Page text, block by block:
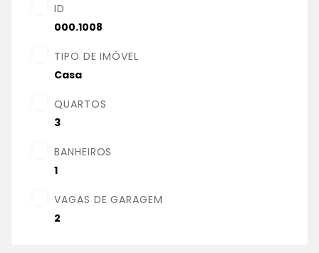
ID
000.1008
TIPO DE IMÓVEL
Casa
QUARTOS
3
BANHEIROS
1
VAGAS DE GARAGEM
2